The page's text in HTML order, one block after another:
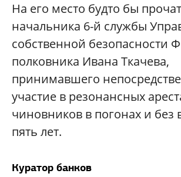
На его место будто бы прочат
начальника 6-й службы
собственной безопасности
полковника Ивана Ткачева,
принимавшего
участие в резонансных
чиновников в погонах и без
пять лет.
Куратор банков